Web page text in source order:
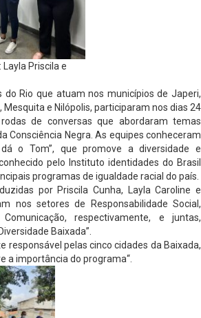
Priscila e
do Rio que atuam nos municípios de Japeri,
Mesquita e Nilópolis, participaram nos dias 24
de conversas que abordaram temas
Consciência Negra. As equipes conheceram
o Tom”, que promove a diversidade e
pelo Instituto identidades do Brasil
programas de igualdade racial do país.
por Priscila Cunha, Layla Caroline e
nos setores de Responsabilidade Social,
respectivamente, e juntas,
Baixada”.
responsável pelas cinco cidades da Baixada,
a importância do programa“.